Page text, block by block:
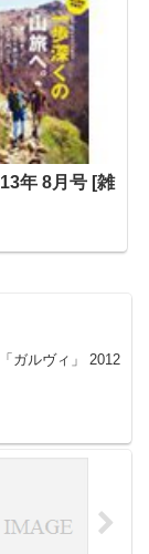
年 8月号 [雑
ガルヴィ」 2012